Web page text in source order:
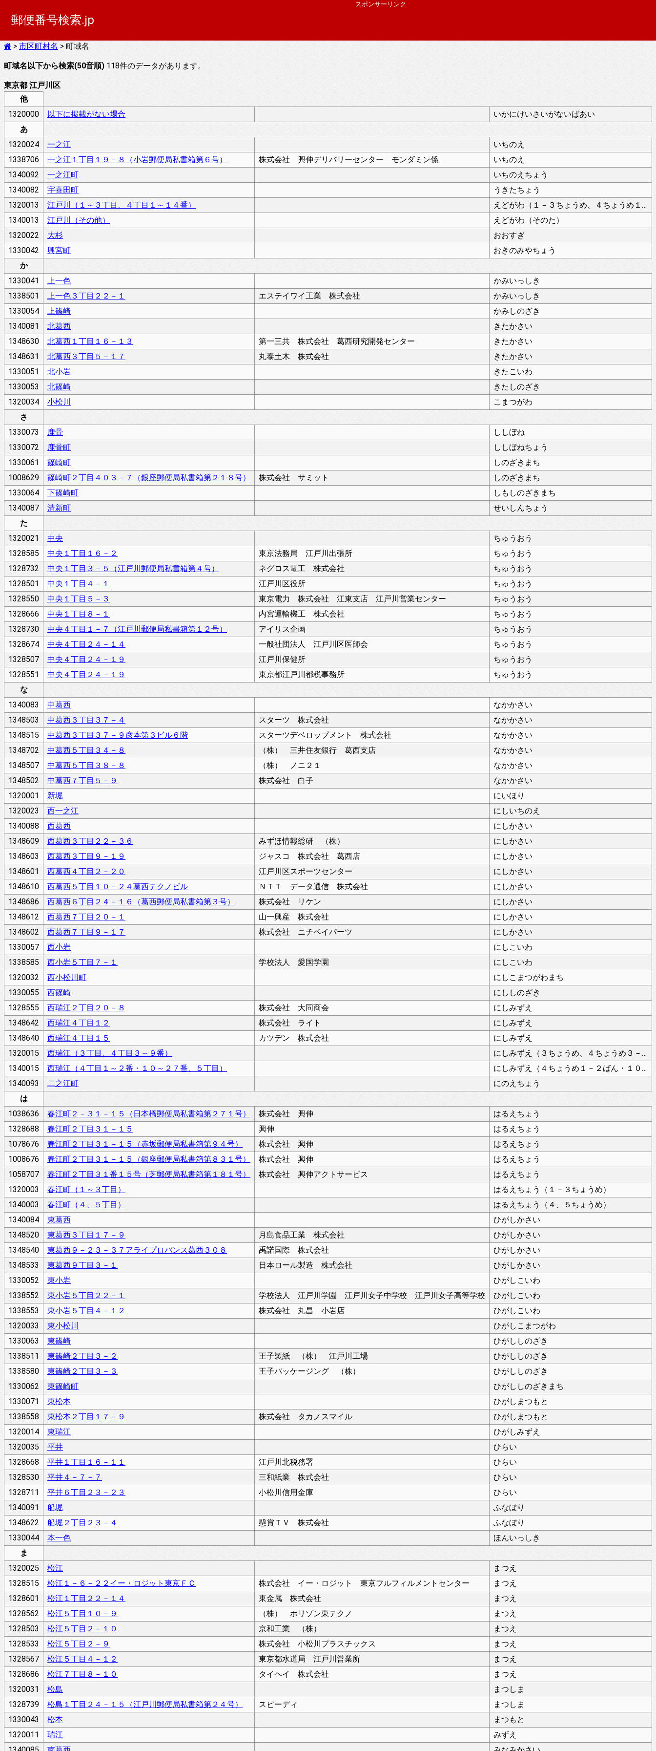
郵便番号検索.jp
スポンサーリンク
> 市区町村名 > 町域名
町域名以下から検索(50音順) 118件のデータがあります。
東京都 江戸川区
他
1320000
以下に掲載がない場合
いかにけいさいがないばあい
あ
1320024
一之江
いちのえ
1338706
一之江１丁目１９－８（小岩郵便局私書箱第６号） 株式会社 興伸デリバリーセンター モンダミン係
いちのえ
1340092
一之江町
いちのえちょう
1340082
宇喜田町
うきたちょう
1320013
江戸川（１～３丁目、４丁目１～１４番）
えどがわ（１－３ちょうめ、４ちょうめ１－１４ばん）
1340013
江戸川（その他）
えどがわ（そのた）
1320022
大杉
おおすぎ
1330042
興宮町
おきのみやちょう
か
1330041
上一色
かみいっしき
1338501
上一色３丁目２２－１ エステイワイ工業 株式会社
かみいっしき
1330054
上篠崎
かみしのざき
1340081
北葛西
きたかさい
1348630
北葛西１丁目１６－１３ 第一三共 株式会社 葛西研究開発センター
きたかさい
1348631
北葛西３丁目５－１７ 丸泰土木 株式会社
きたかさい
1330051
北小岩
きたこいわ
1330053
北篠崎
きたしのざき
1320034
小松川
こまつがわ
さ
1330073
鹿骨
ししぼね
1330072
鹿骨町
ししぼねちょう
1330061
篠崎町
しのざきまち
1008629
篠崎町２丁目４０３－７（銀座郵便局私書箱第２１８号） 株式会社 サミット
しのざきまち
1330064
下篠崎町
しもしのざきまち
1340087
清新町
せいしんちょう
た
1320021
中央
ちゅうおう
1328585
中央１丁目１６－２ 東京法務局 江戸川出張所
ちゅうおう
1328732
中央１丁目３－５（江戸川郵便局私書箱第４号） ネグロス電工 株式会社
ちゅうおう
1328501
中央１丁目４－１ 江戸川区役所
ちゅうおう
1328550
中央１丁目５－３ 東京電力 株式会社 江東支店 江戸川営業センター
ちゅうおう
1328666
中央１丁目８－１ 内宮運輸機工 株式会社
ちゅうおう
1328730
中央４丁目１－７（江戸川郵便局私書箱第１２号） アイリス企画
ちゅうおう
1328674
中央４丁目２４－１４ 一般社団法人 江戸川区医師会
ちゅうおう
1328507
中央４丁目２４－１９ 江戸川保健所
ちゅうおう
1328551
中央４丁目２４－１９ 東京都江戸川都税事務所
ちゅうおう
な
1340083
中葛西
なかかさい
1348503
中葛西３丁目３７－４ スターツ 株式会社
なかかさい
1348515
中葛西３丁目３７－９彦本第３ビル６階 スターツデベロップメント 株式会社
なかかさい
1348702
中葛西５丁目３４－８ （株） 三井住友銀行 葛西支店
なかかさい
1348507
中葛西５丁目３８－８ （株） ノニ２１
なかかさい
1348502
中葛西７丁目５－９ 株式会社 白子
なかかさい
1320001
新堀
にいほり
1320023
西一之江
にしいちのえ
1340088
西葛西
にしかさい
1348609
西葛西３丁目２２－３６ みずほ情報総研 （株）
にしかさい
1348603
西葛西３丁目９－１９ ジャスコ 株式会社 葛西店
にしかさい
1348601
西葛西４丁目２－２０ 江戸川区スポーツセンター
にしかさい
1348610
西葛西５丁目１０－２４葛西テクノビル ＮＴＴ データ通信 株式会社
にしかさい
1348686
西葛西６丁目２４－１６（葛西郵便局私書箱第３号） 株式会社 リケン
にしかさい
1348612
西葛西７丁目２０－１ 山一興産 株式会社
にしかさい
1348602
西葛西７丁目９－１７ 株式会社 ニチベイパーツ
にしかさい
1330057
西小岩
にしこいわ
1338585
西小岩５丁目７－１ 学校法人 愛国学園
にしこいわ
1320032
西小松川町
にしこまつがわまち
1330055
西篠崎
にししのざき
1328555
西瑞江２丁目２０－８ 株式会社 大同商会
にしみずえ
1348642
西瑞江４丁目１２ 株式会社 ライト
にしみずえ
1348640
西瑞江４丁目１５ カツデン 株式会社
にしみずえ
1320015
西瑞江（３丁目、４丁目３～９番）
にしみずえ（３ちょうめ、４ちょうめ３－９ばん）
1340015
西瑞江（４丁目１～２番・１０～２７番、５丁目）
にしみずえ（４ちょうめ１－２ばん・１０－２７ばん、５ちょうめ）
1340093
二之江町
にのえちょう
は
1038636
春江町２－３１－１５（日本橋郵便局私書箱第２７１号） 株式会社 興伸
はるえちょう
1328688
春江町２丁目３１－１５ 興伸
はるえちょう
1078676
春江町２丁目３１－１５（赤坂郵便局私書箱第９４号） 株式会社 興伸
はるえちょう
1008676
春江町２丁目３１－１５（銀座郵便局私書箱第８３１号） 株式会社 興伸
はるえちょう
1058707
春江町２丁目３１番１５号（芝郵便局私書箱第１８１号） 株式会社 興伸アクトサービス
はるえちょう
1320003
春江町（１～３丁目）
はるえちょう（１－３ちょうめ）
1340003
春江町（４、５丁目）
はるえちょう（４、５ちょうめ）
1340084
東葛西
ひがしかさい
1348520
東葛西３丁目１７－９ 月島食品工業 株式会社
ひがしかさい
1348540
東葛西９－２３－３７アライプロバンス葛西３０８ 禹諾国際 株式会社
ひがしかさい
1348533
東葛西９丁目３－１ 日本ロール製造 株式会社
ひがしかさい
1330052
東小岩
ひがしこいわ
1338552
東小岩５丁目２２－１ 学校法人 江戸川学園 江戸川女子中学校 江戸川女子高等学校
ひがしこいわ
1338553
東小岩５丁目４－１２ 株式会社 丸昌 小岩店
ひがしこいわ
1320033
東小松川
ひがしこまつがわ
1330063
東篠崎
ひがししのざき
1338511
東篠崎２丁目３－２ 王子製紙 （株） 江戸川工場
ひがししのざき
1338580
東篠崎２丁目３－３ 王子パッケージング （株）
ひがししのざき
1330062
東篠崎町
ひがししのざきまち
1330071
東松本
ひがしまつもと
1338558
東松本２丁目１７－９ 株式会社 タカノスマイル
ひがしまつもと
1320014
東瑞江
ひがしみずえ
1320035
平井
ひらい
1328668
平井１丁目１６－１１ 江戸川北税務署
ひらい
1328530
平井４－７－７ 三和紙業 株式会社
ひらい
1328711
平井６丁目２３－２３ 小松川信用金庫
ひらい
1340091
船堀
ふなぼり
1348622
船堀２丁目２３－４ 懸賞ＴＶ 株式会社
ふなぼり
1330044
本一色
ほんいっしき
ま
1320025
松江
まつえ
1328515
松江１－６－２２イー・ロジット東京ＦＣ 株式会社 イー・ロジット 東京フルフィルメントセンター
まつえ
1328601
松江１丁目２２－１４ 東金属 株式会社
まつえ
1328562
松江５丁目１０－９ （株） ホリゾン東テクノ
まつえ
1328503
松江５丁目２－１０ 京和工業 （株）
まつえ
1328533
松江５丁目２－９ 株式会社 小松川プラスチックス
まつえ
1328567
松江５丁目４－１２ 東京都水道局 江戸川営業所
まつえ
1328686
松江７丁目８－１０ タイヘイ 株式会社
まつえ
1320031
松島
まつしま
1328739
松島１丁目２４－１５（江戸川郵便局私書箱第２４号） スピーディ
まつしま
1330043
松本
まつもと
1320011
瑞江
みずえ